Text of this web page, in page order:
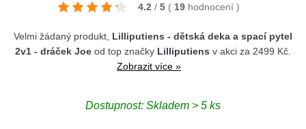
4.2 / 5 ( 19 hodnocení )
Velmi žádaný produkt, Lilliputiens - dětská deka a spací pytel
2v1 - dráček Joe od top značky Lilliputiens v akci za 2499 Kč.
Zobrazit více »
Dostupnost: Skladem > 5 ks